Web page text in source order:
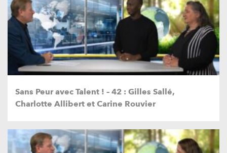
Sans Peur avec Talent ! – 42 : Gilles Sallé,
Charlotte Allibert et Carine Rouvier